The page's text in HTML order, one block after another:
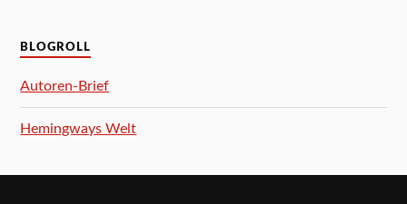
BLOGROLL
Autoren-Brief
Hemingways Welt